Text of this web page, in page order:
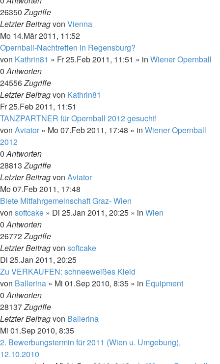
26350Zugriffe
Letzter Beitragvon Vienna
Mo 14.Mär 2011, 11:52
Opernball-Nachtreffen in Regensburg?
von Kathrin81 » Fr 25.Feb 2011, 11:51 » in Wiener Opernball
0Antworten
24556Zugriffe
Letzter Beitragvon Kathrin81
Fr 25.Feb 2011, 11:51
TANZPARTNER für Opernball 2012 gesucht!
von Aviator » Mo 07.Feb 2011, 17:48 » in Wiener Opernball
2012
0Antworten
28813Zugriffe
Letzter Beitragvon Aviator
Mo 07.Feb 2011, 17:48
Biete Mitfahrgemeinschaft Graz- Wien
von softcake » Di 25.Jan 2011, 20:25 » in Wien
0Antworten
26772Zugriffe
Letzter Beitragvon softcake
Di 25.Jan 2011, 20:25
Zu VERKAUFEN: schneeweißes Kleid
von Ballerina » Mi 01.Sep 2010, 8:35 » in Equipment
0Antworten
28137Zugriffe
Letzter Beitragvon Ballerina
Mi 01.Sep 2010, 8:35
2. Bewerbungstermin für 2011 (Wien u. Umgebung),
12.10.2010